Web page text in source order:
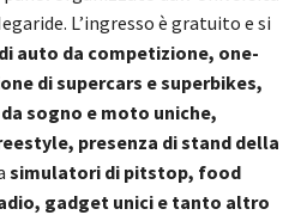
L’ingresso è gratuito e si
auto da competizione, one-
di supercars e superbikes,
sogno e moto uniche,
presenza di stand della
simulatori di pitstop, food
gadget unici e tanto altro